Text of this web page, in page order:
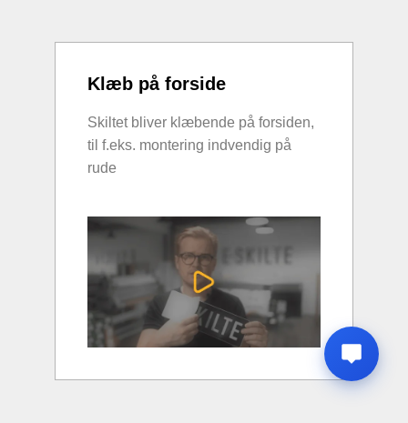
Klæb på forside
Skiltet bliver klæbende på forsiden,
til f.eks. montering indvendig på
rude